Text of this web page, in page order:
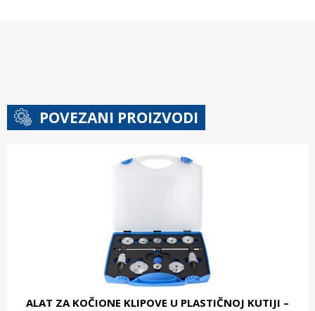
POVEZANI PROIZVODI
ALAT ZA KOČIONE KLIPOVE U PLASTIČNOJ KUTIJI –